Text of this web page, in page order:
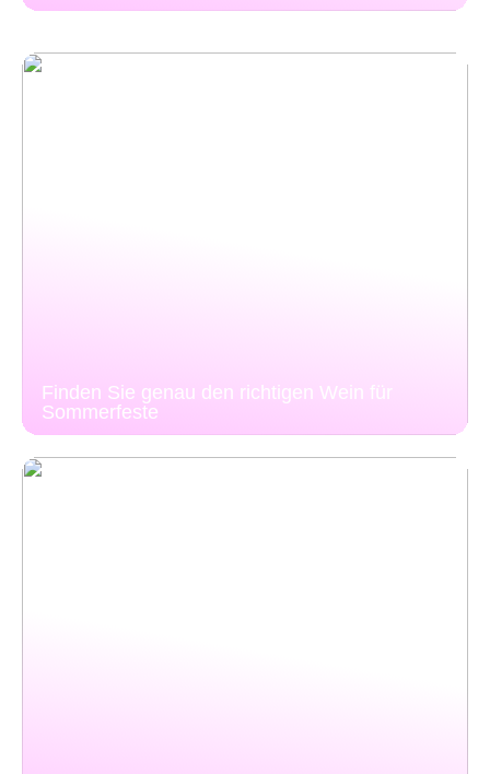
Finden Sie genau den richtigen Wein für
Sommerfeste